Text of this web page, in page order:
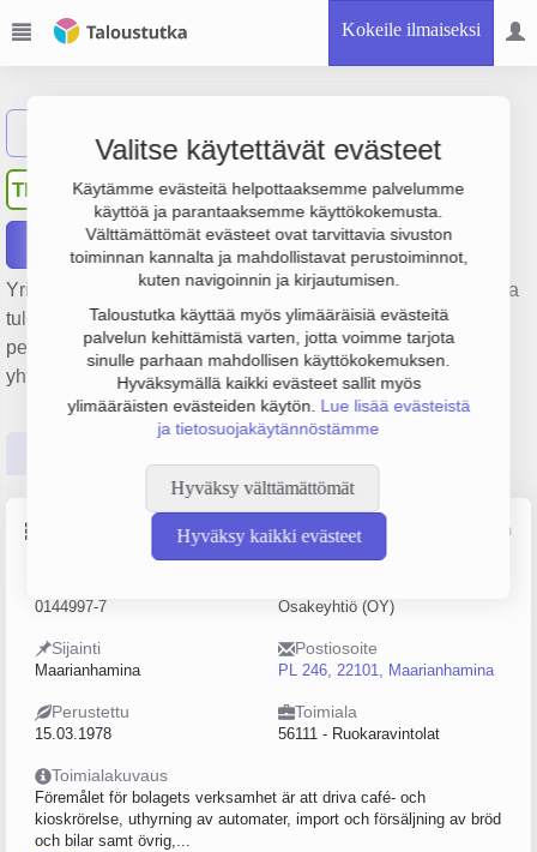
Kokeile ilmaiseksi
Valitse käytettävät evästeet
Käytämme evästeitä helpottaaksemme palvelumme
käyttöä ja parantaaksemme käyttökokemusta.
Välttämättömät evästeet ovat tarvittavia sivuston
toiminnan kannalta ja mahdollistavat perustoiminnot,
kuten navigoinnin ja kirjautumisen.
Taloustutka käyttää myös ylimääräisiä evästeitä
palvelun kehittämistä varten, jotta voimme tarjota
sinulle parhaan mahdollisen käyttökokemuksen.
Hyväksymällä kaikki evästeet sallit myös
ylimääräisten evästeiden käytön. Lue lisää evästeistä
ja tietosuojakäytännöstämme
Hyväksy välttämättömät
Hyväksy kaikki evästeet
TM Terminal Ab Mariehamn
Raportit
Yrityksen Terminal Ab Mariehamn liikevaihto on 509 000 € ja
tulos 275 000 €. Sen päätoimiala on Ruokaravintolat,
perustamisvuosi 1978 ja sijainti Maarianhamina. Yrityksen
yhtiömuoto Osakeyhtiö (OY).
Lähde: YTJ, PRH, Traficom
0144997-7 Osakeyhtiö (OY)
Sijainti
Maarianhamina
Postiosoite
PL 246, 22101, Maarianhamina
Perustettu
15.03.1978
Toimiala
56111 - Ruokaravintolat
Toimialakuvaus
Föremålet för bolagets verksamhet är att driva café- och
kioskrörelse, uthyrning av automater, import och försäljning av bröd
och bilar samt övrig,...